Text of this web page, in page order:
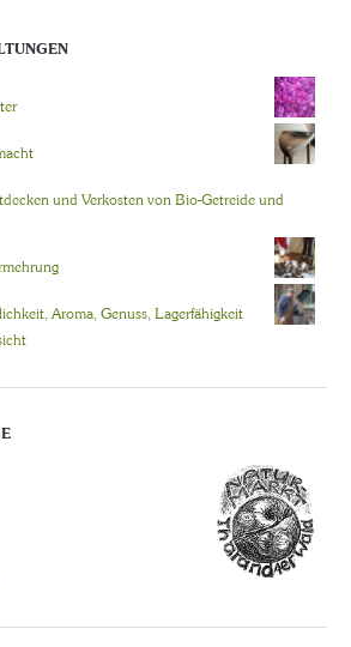
und Verkosten von Bio-Getreide und
Aroma, Genuss, Lagerfähigkeit